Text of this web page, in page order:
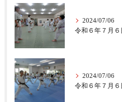
2024/07/06
令和６年７月
2024/07/06
令和６年７月